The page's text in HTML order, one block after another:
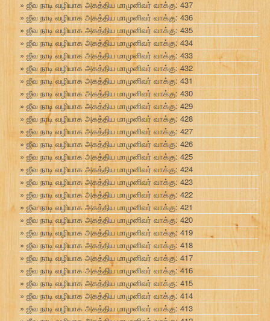
ஜீவ நாடி வழியாக அகத்திய மாமுனிவர் வாக்கு: 437
ஜீவ நாடி வழியாக அகத்திய மாமுனிவர் வாக்கு: 436
ஜீவ நாடி வழியாக அகத்திய மாமுனிவர் வாக்கு: 435
ஜீவ நாடி வழியாக அகத்திய மாமுனிவர் வாக்கு: 434
ஜீவ நாடி வழியாக அகத்திய மாமுனிவர் வாக்கு: 433
ஜீவ நாடி வழியாக அகத்திய மாமுனிவர் வாக்கு: 432
ஜீவ நாடி வழியாக அகத்திய மாமுனிவர் வாக்கு: 431
ஜீவ நாடி வழியாக அகத்திய மாமுனிவர் வாக்கு: 430
ஜீவ நாடி வழியாக அகத்திய மாமுனிவர் வாக்கு: 429
ஜீவ நாடி வழியாக அகத்திய மாமுனிவர் வாக்கு: 428
ஜீவ நாடி வழியாக அகத்திய மாமுனிவர் வாக்கு: 427
ஜீவ நாடி வழியாக அகத்திய மாமுனிவர் வாக்கு: 426
ஜீவ நாடி வழியாக அகத்திய மாமுனிவர் வாக்கு: 425
ஜீவ நாடி வழியாக அகத்திய மாமுனிவர் வாக்கு: 424
ஜீவ நாடி வழியாக அகத்திய மாமுனிவர் வாக்கு: 423
ஜீவ நாடி வழியாக அகத்திய மாமுனிவர் வாக்கு: 422
ஜீவ நாடி வழியாக அகத்திய மாமுனிவர் வாக்கு: 421
ஜீவ நாடி வழியாக அகத்திய மாமுனிவர் வாக்கு: 420
ஜீவ நாடி வழியாக அகத்திய மாமுனிவர் வாக்கு: 419
ஜீவ நாடி வழியாக அகத்திய மாமுனிவர் வாக்கு: 418
ஜீவ நாடி வழியாக அகத்திய மாமுனிவர் வாக்கு: 417
ஜீவ நாடி வழியாக அகத்திய மாமுனிவர் வாக்கு: 416
ஜீவ நாடி வழியாக அகத்திய மாமுனிவர் வாக்கு: 415
ஜீவ நாடி வழியாக அகத்திய மாமுனிவர் வாக்கு: 414
ஜீவ நாடி வழியாக அகத்திய மாமுனிவர் வாக்கு: 413